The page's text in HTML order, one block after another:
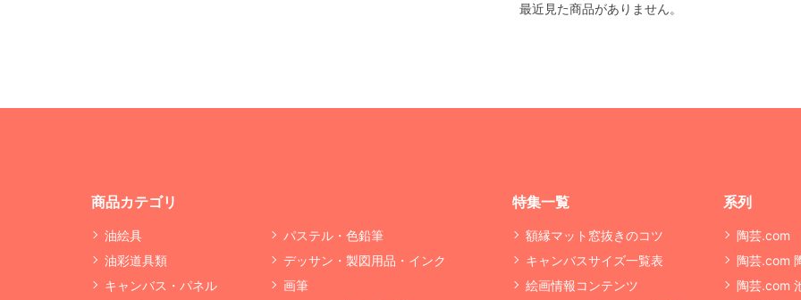
最近見た商品がありません。
商品カテゴリ
油絵具
油彩道具類
キャンバス・パネル
パステル・色鉛筆
デッサン・製図用品・インク
画筆
特集一覧
額縁マット窓抜きのコツ
キャンバスサイズ一覧表
絵画情報コンテンツ
系列
陶芸.com
陶芸.com
陶芸.com